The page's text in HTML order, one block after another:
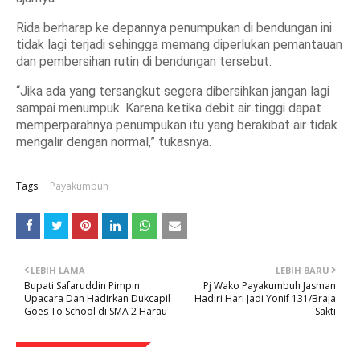
Rida berharap ke depannya penumpukan di bendungan ini
tidak lagi terjadi sehingga memang diperlukan pemantauan
dan pembersihan rutin di bendungan tersebut.
“Jika ada yang tersangkut segera dibersihkan jangan lagi
sampai menumpuk. Karena ketika debit air tinggi dapat
memperparahnya penumpukan itu yang berakibat air tidak
mengalir dengan normal,” tukasnya.
Tags: Payakumbuh
LEBIH BARU
Pj Wako Payakumbuh Jasman
Hadiri Hari Jadi Yonif 131/Braja
Sakti
LEBIH LAMA
Bupati Safaruddin Pimpin
Upacara Dan Hadirkan Dukcapil
Goes To School di SMA 2 Harau